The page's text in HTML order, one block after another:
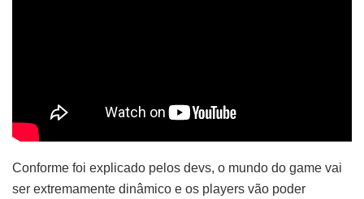
Conforme foi explicado pelos devs, o mundo do game vai
ser extremamente dinâmico e os players vão poder